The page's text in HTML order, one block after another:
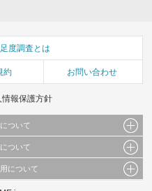
度調査とは
約 お問い合わせ
情報保護方針
ついて
ラスト、画像データ等）及びこれらの配
製などの二次利用を行うことは固く禁じて
ついて
の利用者が提出された見解・感想です。
について